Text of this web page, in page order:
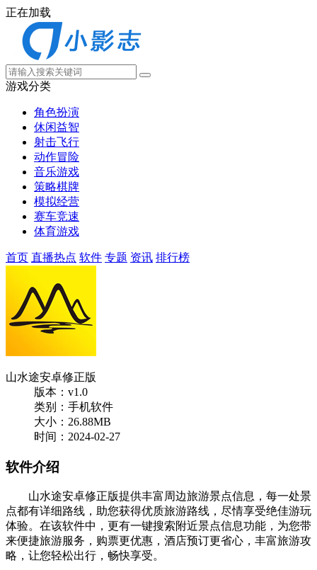
正在加载
游戏分类
角色扮演
休闲益智
射击飞行
动作冒险
音乐游戏
策略棋牌
模拟经营
赛车竞速
体育游戏
首页 直播热点 软件 专题 资讯 排行榜
山水途安卓修正版
版本：v1.0
类别：手机软件
大小：26.88MB
时间：2024-02-27
软件介绍
山水途安卓修正版提供丰富周边旅游景点信息，每一处景
点都有详细路线，助您获得优质旅游路线，尽情享受绝佳游玩
体验。在该软件中，更有一键搜索附近景点信息功能，为您带
来便捷旅游服务，购票更优惠，酒店预订更省心，丰富旅游攻
略，让您轻松出行，畅快享受。